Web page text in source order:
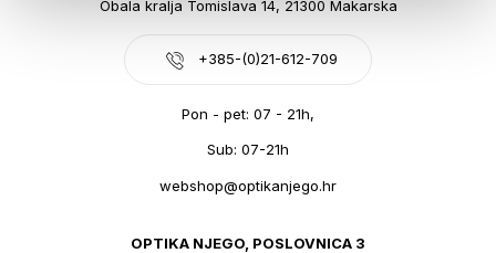
Obala kralja Tomislava 14, 21300 Makarska
+385-(0)21-612-709
Pon - pet: 07 - 21h,
Sub: 07-21h
webshop@optikanjego.hr
OPTIKA NJEGO, POSLOVNICA 3